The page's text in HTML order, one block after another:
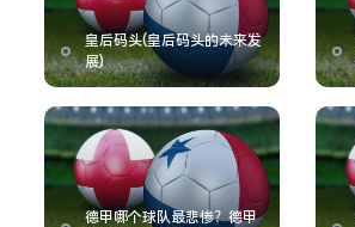
皇后码头(皇后码头的未来发
展)
德甲哪个球队最悲惨？德甲